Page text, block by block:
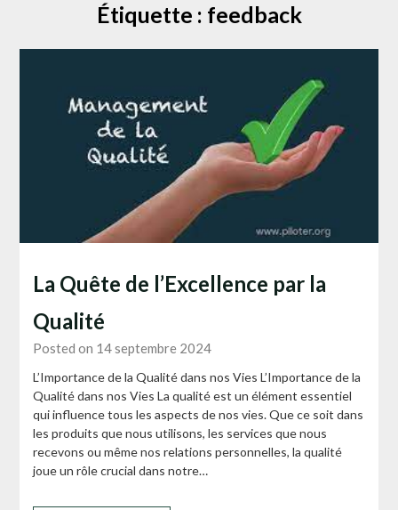
Étiquette : feedback
La Quête de l’Excellence par la
Qualité
Posted on 14 septembre 2024
L’Importance de la Qualité dans nos Vies L’Importance de la
Qualité dans nos Vies La qualité est un élément essentiel
qui influence tous les aspects de nos vies. Que ce soit dans
les produits que nous utilisons, les services que nous
recevons ou même nos relations personnelles, la qualité
joue un rôle crucial dans notre…